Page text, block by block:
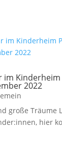
im
2022
große Träume
hier